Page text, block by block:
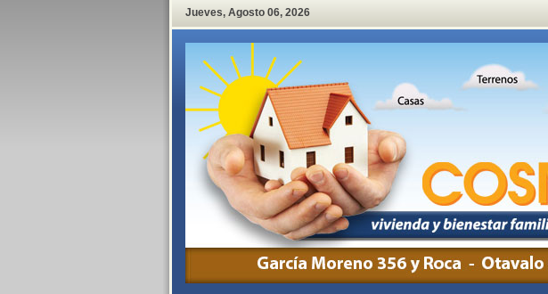
Jueves, Agosto 06, 2026